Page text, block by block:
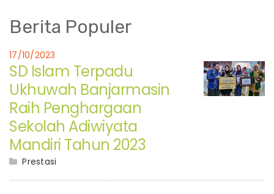
Berita Populer
17/10/2023
SD Islam Terpadu
Ukhuwah Banjarmasin
Raih Penghargaan
Sekolah Adiwiyata
Mandiri Tahun 2023
Prestasi